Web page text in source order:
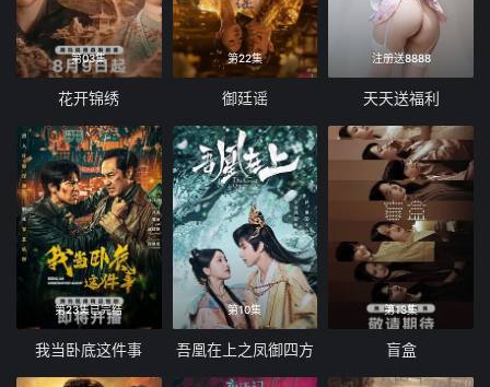
第03集
花开锦绣
第22集
御廷谣
注册送8888
天天送福利
第23集已完结
我当卧底这件事
第10集
吾凰在上之凤御四方
第13集
盲盒